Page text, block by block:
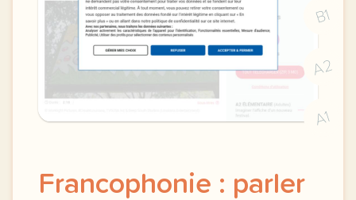
B1
A2
A1
Francophonie : parler